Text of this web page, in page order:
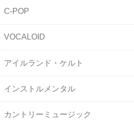
C-POP
VOCALOID
アイルランド・ケルト
インストルメンタル
カントリーミュージック